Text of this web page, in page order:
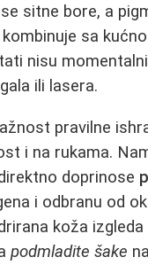
sitne bore, a
sa
nisu
ili lasera.
pravilne
i na rukama.
doprinose
i odbranu od
koža
podmladite šake